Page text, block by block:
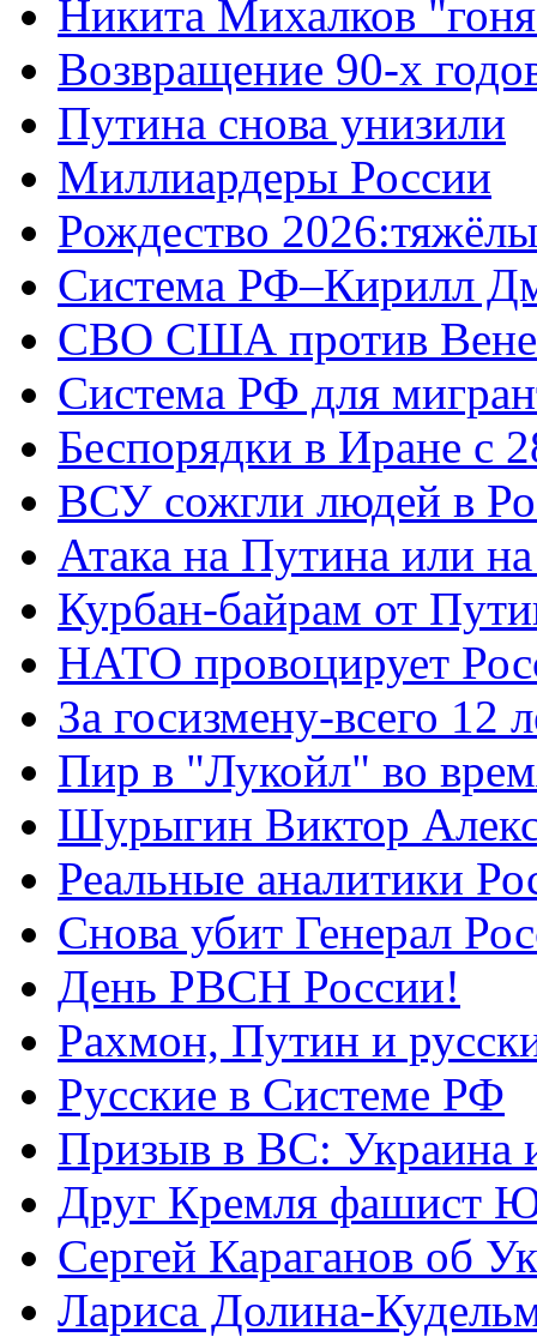
Никита Михалков
Возвращение 90-х
Путина снова унизили
Миллиардеры России
Рождество
Система РФ–Кирилл
СВО США против
Система РФ для
Беспорядки в Иране с
ВСУ сожгли людей в
Атака на Путина или
Курбан-байрам от
НАТО провоцирует
За госизмену-всего 12
Пир в "Лукойл" во
Шурыгин Виктор
Реальные аналитики
Снова убит Генерал
День РВСН России!
Рахмон, Путин и
Русские в Системе РФ
Призыв в ВС: Украина
Друг Кремля фашист
Сергей Караганов об
Лариса Долина-